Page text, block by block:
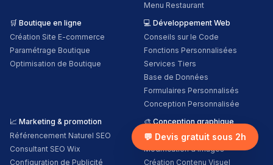
Menu Restaurant
🛒 Boutique en ligne
Création Site E-commerce
Paramétrage Boutique
Optimisation de Boutique
💻 Développement Web
Conseils sur le Code
Fonctions Personnalisées
Services Tiers
Base de Données
Formulaires Personnalisés
Conception Personnalisée
📈 Marketing & promotion
Référencement Naturel SEO
Consultant SEO Wix
Configuration de Publicité
🎨 Conception graphique
Logo Personnalisé
Modification d'Images
Création Contenu Visuel
💬 Devis gratuit sous 2h